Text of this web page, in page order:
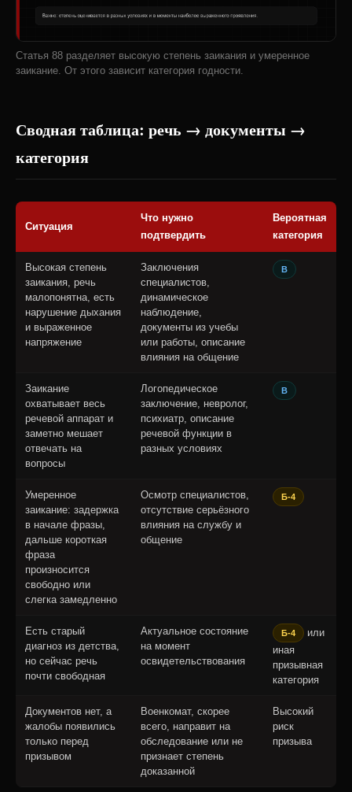
Статья 88 разделяет высокую степень заикания и умеренное
заикание. От этого зависит категория годности.
Сводная таблица: речь → документы →
категория
Ситуация
Что нужно
подтвердить
Вероятная
категория
Высокая степень
заикания, речь
малопонятна, есть
нарушение дыхания
и выраженное
напряжение
Заключения
специалистов,
динамическое
наблюдение,
документы из учебы
или работы, описание
влияния на общение
В
Заикание
охватывает весь
речевой аппарат и
заметно мешает
отвечать на
вопросы
Логопедическое
заключение, невролог,
психиатр, описание
речевой функции в
разных условиях
В
Умеренное
заикание: задержка
в начале фразы,
дальше короткая
фраза
произносится
свободно или
слегка замедленно
Осмотр специалистов,
отсутствие серьёзного
влияния на службу и
общение
Б-4
Есть старый
диагноз из детства,
но сейчас речь
почти свободная
Актуальное состояние
на момент
освидетельствования
Б-4
или
иная
призывная
категория
Документов нет, а
жалобы появились
только перед
призывом
Военкомат, скорее
всего, направит на
обследование или не
признает степень
доказанной
Высокий
риск
призыва